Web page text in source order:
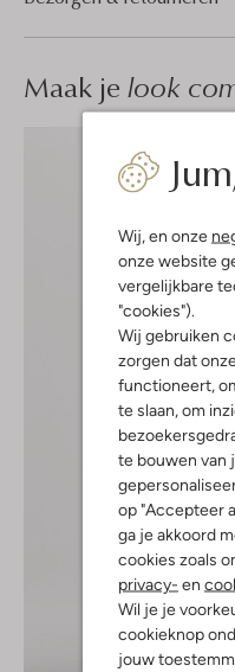
Wij, en onze
onze website
vergelijkbare
"cookies").
Wij gebruiken
zorgen dat
functioneert,
te slaan, om
te bouwen van
op "Accepteer
ga je akkoord
cookies zoals
privacy- en
Wil je je
cookieknop
jouw
Maak je look